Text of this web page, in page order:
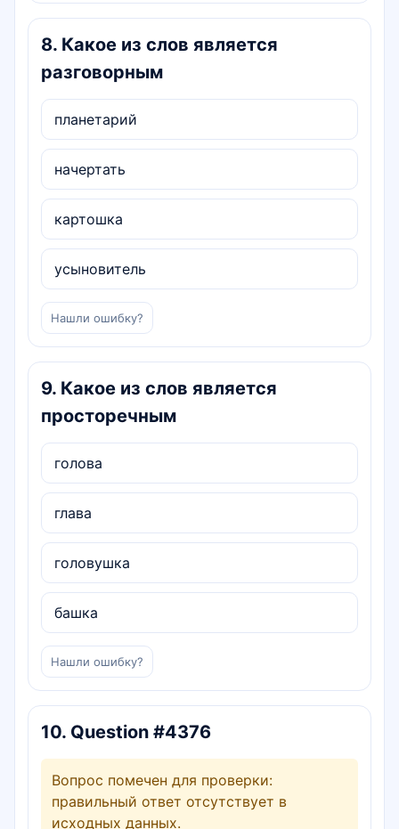
8. Какое из слов является
разговорным
планетарий
начертать
картошка
усыновитель
Нашли ошибку?
9. Какое из слов является
просторечным
голова
глава
головушка
башка
Нашли ошибку?
10. Question #4376
Вопрос помечен для проверки:
правильный ответ отсутствует в
исходных данных.